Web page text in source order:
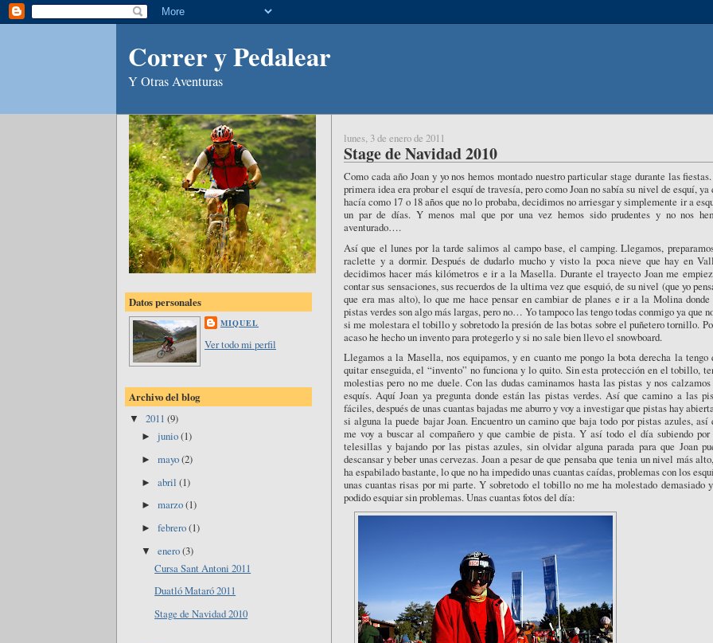
Correr y Pedalear
Y Otras Aventuras
Datos personales
MIQUEL
Ver todo mi perfil
Archivo del blog
▼ 2011 (9)
►junio(1)
►mayo(2)
►abril(1)
►marzo(1)
►febrero(1)
▼enero(3)
Cursa Sant Antoni 2011
Duatló Mataró 2011
Stage de Navidad 2010
lunes, 3 de enero de 2011
Stage de Navidad 2010
Como cada año Joan y yo nos hemos montado nuestro particular stage durante las
primera idea era probar el esquí de travesía, pero como Joan no sabía su nivel de esquí, ya
hacía como 17 o 18 años que no lo probaba, decidimos no arriesgar y simplemente ir a
un par de días. Y menos mal que por una vez hemos sido prudentes y no nos
aventurado….
Así que el lunes por la tarde salimos al campo base, el camping. Llegamos,
raclette y a dormir. Después de dudarlo mucho y visto la poca nieve que hay en
decidimos hacer más kilómetros e ir a la Masella. Durante el trayecto Joan me
contar sus sensaciones, sus recuerdos de la ultima vez que esquió, de su nivel (que yo
que era mas alto), lo que me hace pensar en cambiar de planes e ir a la Molina
pistas verdes son algo más largas, pero no… Yo tampoco las tengo todas conmigo ya que
si me molestara el tobillo y sobretodo la presión de las botas sobre el puñetero tornillo.
acaso he hecho un invento para protegerlo y si no sale bien llevo el snowboard.
Llegamos a la Masella, nos equipamos, y en cuanto me pongo la bota derecha la tengo
quitar enseguida, el “invento” no funciona y lo quito. Sin esta protección en el tobillo,
molestias pero no me duele. Con las dudas caminamos hasta las pistas y nos
esquís. Aquí Joan ya pregunta donde están las pistas verdes. Así que camino a las
fáciles, después de unas cuantas bajadas me aburro y voy a investigar que pistas hay
si alguna la puede bajar Joan. Encuentro un camino que baja todo por pistas azules, así
me voy a buscar al compañero y que cambie de pista. Y así todo el día subiendo por
telesillas y bajando por las pistas azules, sin olvidar alguna parada para que Joan
descansar y beber unas cervezas. Joan a pesar de que pensaba que tenia un nivel más
ha espabilado bastante, lo que no ha impedido unas cuantas caídas, problemas con los
unas cuantas risas por mi parte. Y sobretodo el tobillo no me ha molestado demasiado
podido esquiar sin problemas. Unas cuantas fotos del día: